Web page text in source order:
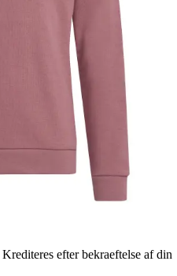
Krediteres efter bekraeftelse af din